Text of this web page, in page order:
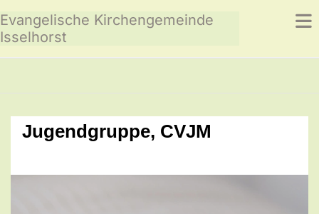
Evangelische Kirchengemeinde
Isselhorst
Jugendgruppe, CVJM